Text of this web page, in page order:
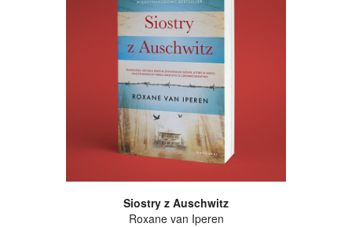
Siostry z Auschwitz
Roxane van Iperen